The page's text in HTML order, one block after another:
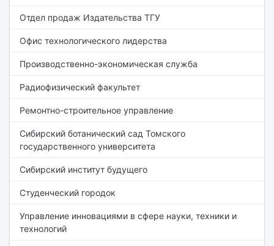
Отдел продаж Издательства ТГУ
Офис технологического лидерства
Производственно-экономическая служба
Радиофизический факультет
Ремонтно-строительное управление
Сибирский ботанический сад Томского
государственного университета
Сибирский институт будущего
Студенческий городок
Управление инновациями в сфере науки, техники и
технологий